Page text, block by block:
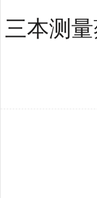
三本测